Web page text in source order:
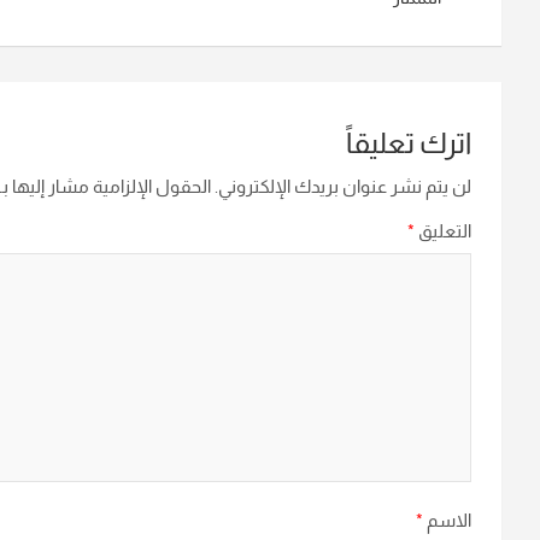
اترك تعليقاً
لن يتم نشر عنوان بريدك الإلكتروني. الحقول الإلزامية مشار إليها
التعليق *
الاسم *